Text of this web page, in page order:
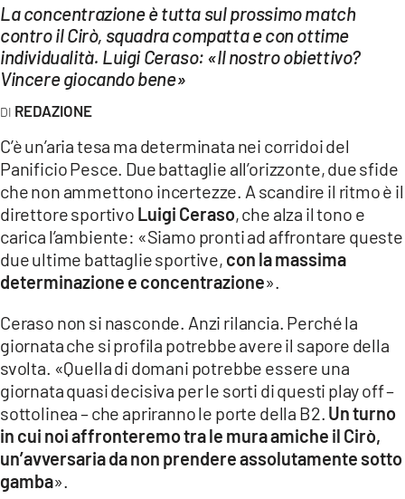
LAC NETWORK
LAC ONAIR
Network
LACPLAY.IT
LACTV.IT
LACONAIR.IT
ILREGGINO.IT
COSENZACHANNEL.IT
ILVIBONESE.IT
CATANZAROCHANNEL.IT
LACAPITALENEWS.IT
La concentrazione è tutta sul prossimo match
contro il Cirò, squadra compatta e con ottime
individualità. Luigi Ceraso: «Il nostro obiettivo?
Vincere giocando bene»
REDAZIONE
C’è un’aria tesa ma determinata nei corridoi del
Panificio Pesce. Due battaglie all’orizzonte, due sfide
che non ammettono incertezze. A scandire il ritmo è il
direttore sportivo Luigi Ceraso, che alza il tono e
carica l’ambiente: «Siamo pronti ad affrontare queste
due ultime battaglie sportive, con la massima
determinazione e concentrazione».
Ceraso non si nasconde. Anzi rilancia. Perché la
giornata che si profila potrebbe avere il sapore della
svolta. «Quella di domani potrebbe essere una
giornata quasi decisiva per le sorti di questi play off –
sottolinea – che apriranno le porte della B2. Un turno
in cui noi affronteremo tra le mura amiche il Cirò,
un’avversaria da non prendere assolutamente sotto
gamba».